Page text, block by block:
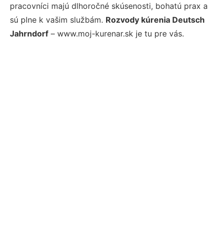
pracovníci majú dlhoročné skúsenosti, bohatú prax a
sú plne k vašim službám. Rozvody kúrenia Deutsch
Jahrndorf – www.moj-kurenar.sk je tu pre vás.